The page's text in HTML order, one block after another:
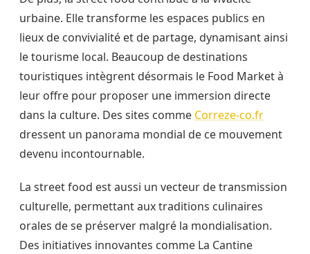
urbaine. Elle transforme les espaces publics en
lieux de convivialité et de partage, dynamisant ainsi
le tourisme local. Beaucoup de destinations
touristiques intègrent désormais le Food Market à
leur offre pour proposer une immersion directe
dans la culture. Des sites comme Correze-co.fr
dressent un panorama mondial de ce mouvement
devenu incontournable.
La street food est aussi un vecteur de transmission
culturelle, permettant aux traditions culinaires
orales de se préserver malgré la mondialisation.
Des initiatives innovantes comme La Cantine